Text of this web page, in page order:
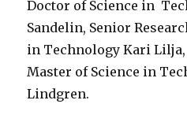
Doctor of Science in
Sandelin, Senior
in Technology Kari Lilja,
Master of Science in
Lindgren.